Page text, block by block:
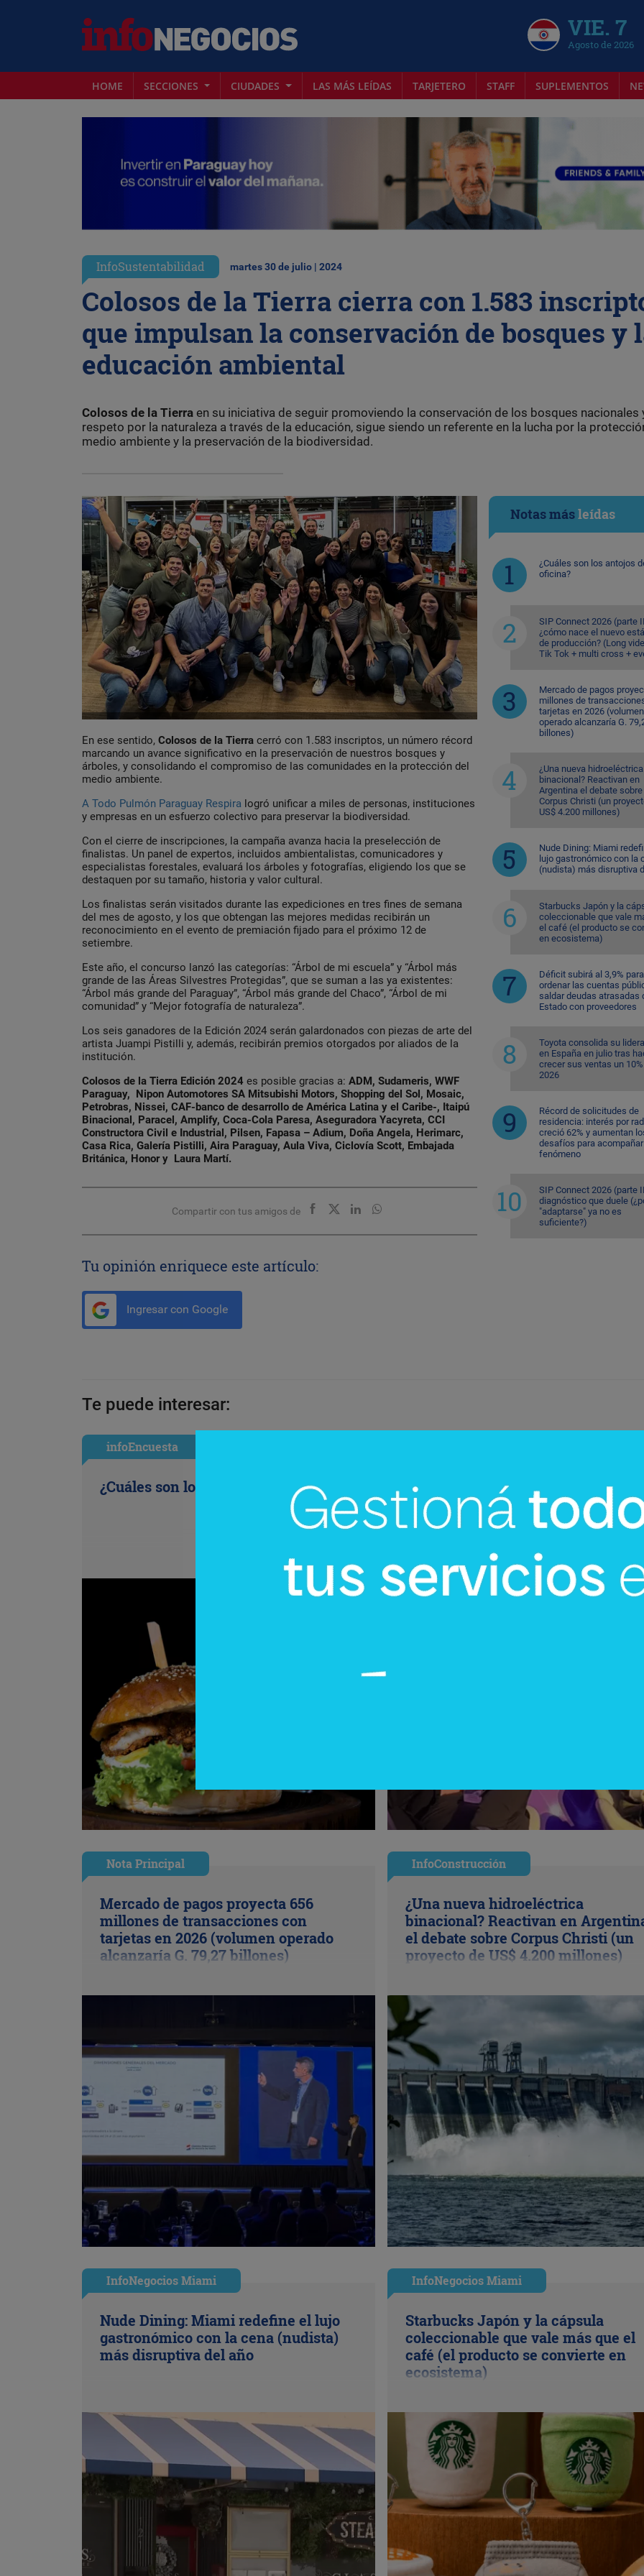
VIE. 7
Agosto de 2026
HOME SECCIONES CIUDADES LAS MÁS LEÍDAS TARJETERO STAFF SUPLEMENTOS
InfoSustentabilidad martes 30 de julio | 2024
Colosos de la Tierra cierra con 1.583
que impulsan la conservación de bosques y
educación ambiental
Colosos de la Tierra en su iniciativa de seguir promoviendo la conservación de los bosques nacionales
respeto por la naturaleza a través de la educación, sigue siendo un referente en la lucha por la
medio ambiente y la preservación de la biodiversidad.
En ese sentido, Colosos de la Tierra cerró con 1.583 inscriptos, un número récord
marcando un avance significativo en la preservación de nuestros bosques y
árboles, y consolidando el compromiso de las comunidades en la protección del
medio ambiente.
A Todo Pulmón Paraguay Respira logró unificar a miles de personas, instituciones
y empresas en un esfuerzo colectivo para preservar la biodiversidad.
Con el cierre de inscripciones, la campaña avanza hacia la preselección de
finalistas. Un panel de expertos, incluidos ambientalistas, comunicadores y
especialistas forestales, evaluará los árboles y fotografías, eligiendo los que se
destaquen por su tamaño, historia y valor cultural.
Los finalistas serán visitados durante las expediciones en tres fines de semana
del mes de agosto, y los que obtengan las mejores medidas recibirán un
reconocimiento en el evento de premiación fijado para el próximo 12 de
setiembre.
Este año, el concurso lanzó las categorías: “Árbol de mi escuela” y “Árbol más
grande de las Áreas Silvestres Protegidas”, que se suman a las ya existentes:
“Árbol más grande del Paraguay”, “Árbol más grande del Chaco”, “Árbol de mi
comunidad” y “Mejor fotografía de naturaleza”.
Los seis ganadores de la Edición 2024 serán galardonados con piezas de arte del
artista Juampi Pistilli y, además, recibirán premios otorgados por aliados de la
institución.
Colosos de la Tierra Edición 2024 es posible gracias a: ADM, Sudameris, WWF
Paraguay, Nipon Automotores SA Mitsubishi Motors, Shopping del Sol, Mosaic,
Petrobras, Nissei, CAF-banco de desarrollo de América Latina y el Caribe-, Itaipú
Binacional, Paracel, Amplify, Coca-Cola Paresa, Aseguradora Yacyreta, CCI
Constructora Civil e Industrial, Pilsen, Fapasa – Adium, Doña Angela, Herimarc,
Casa Rica, Galería Pistilli, Aira Paraguay, Aula Viva, Ciclovía Scott, Embajada
Británica, Honor y Laura Martí.
Compartir con tus amigos de
Tu opinión enriquece este artículo:
Ingresar con Google
Notas másleídas
¿Cuáles son los antojos
oficina?
SIP Connect 2026 (parte
¿cómo nace el nuevo
de producción? (Long
Tik Tok + multi cross +
Mercado de pagos
millones de
tarjetas en 2026 (volumen
operado alcanzaría G.
billones)
¿Una nueva hidroeléctrica
binacional? Reactivan en
Argentina el debate sobre
Corpus Christi (un
US$ 4.200 millones)
Nude Dining: Miami
lujo gastronómico con la
(nudista) más disruptiva
Starbucks Japón y la
coleccionable que vale
el café (el producto se
en ecosistema)
Déficit subirá al 3,9% para
ordenar las cuentas
saldar deudas atrasadas
Estado con proveedores
Toyota consolida su
en España en julio tras
crecer sus ventas un
2026
Récord de solicitudes de
residencia: interés por
creció 62% y aumentan
desafíos para
fenómeno
SIP Connect 2026 (parte
diagnóstico que duele
"adaptarse" ya no es
suficiente?)
Te puede interesar:
infoEncuesta
¿Cuáles son los antojos de la oficina?
SIP Connect 2026 (parte III): ¿cómo
nace el nuevo estándar de
producción? (Long video + Tik Tok
Nota Principal
Mercado de pagos proyecta 656
millones de transacciones con
tarjetas en 2026 (volumen operado
alcanzaría G. 79,27 billones)
InfoConstrucción
¿Una nueva hidroeléctrica
binacional? Reactivan en
el debate sobre Corpus Christi (un
proyecto de US$ 4.200 millones)
InfoNegocios Miami
Nude Dining: Miami redefine el lujo
gastronómico con la cena (nudista)
más disruptiva del año
InfoNegocios Miami
Starbucks Japón y la cápsula
coleccionable que vale más que el
café (el producto se convierte en
ecosistema)